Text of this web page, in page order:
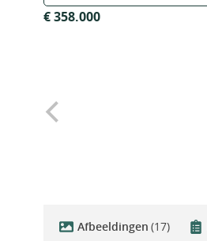
€ 358.000
Afbeeldingen (17)